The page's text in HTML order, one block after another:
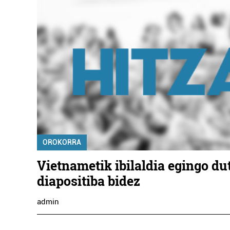
OROKORRA
Vietnametik ibilaldia egingo
diapositiba bidez
admin